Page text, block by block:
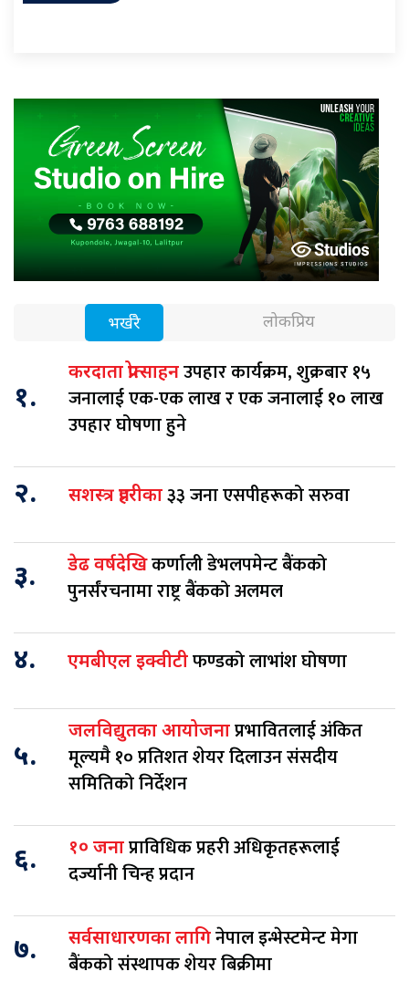
भर्खरै लोकप्रिय
१.
करदाता प्रोत्साहनउपहार कार्यक्रम, शुक्रबार १५
जनालाई एक-एक लाख र एक जनालाई १० लाख
उपहार घोषणा हुने
२. सशस्त्र प्रहरीका३३ जना एसपीहरूको सरुवा
३. डेढ वर्षदेखिकर्णाली डेभलपमेन्ट बैंकको
पुनर्संरचनामा राष्ट्र बैंकको अलमल
४. एमबीएल इक्वीटीफण्डको लाभांश घोषणा
५.
जलविद्युतका आयोजनाप्रभावितलाई अंकित
मूल्यमै १० प्रतिशत शेयर दिलाउन संसदीय
समितिको निर्देशन
६. १० जनाप्राविधिक प्रहरी अधिकृतहरूलाई
दर्ज्यानी चिन्ह प्रदान
७. सर्वसाधारणका लागिनेपाल इन्भेस्टमेन्ट मेगा
बैंकको संस्थापक शेयर बिक्रीमा